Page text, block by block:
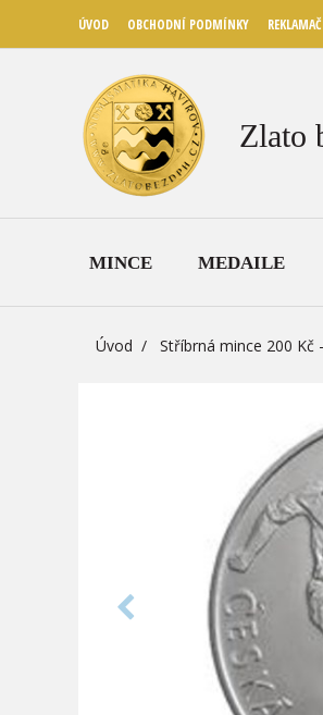
ÚVOD OBCHODNÍ PODMÍNKY
Zlato
MINCE MEDAILE
Úvod Stříbrná mince 200 Kč